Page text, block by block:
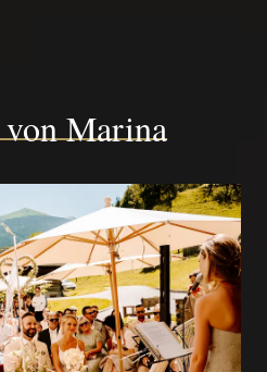
Marina